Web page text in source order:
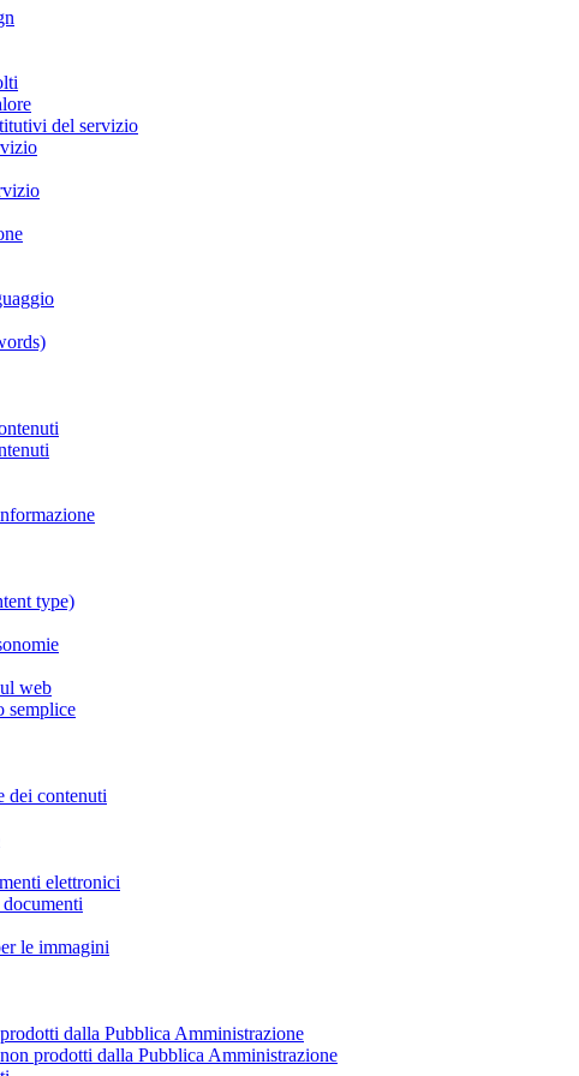
del servizio
type)
web
semplice
dei contenuti
elettronici
le immagini
dalla Pubblica Amministrazione
prodotti dalla Pubblica Amministrazione